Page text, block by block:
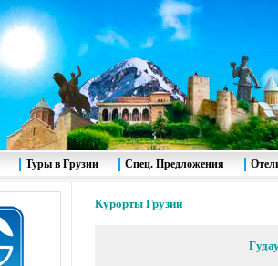
Курорты Грузии
Туры в Грузии Спец. Предложения